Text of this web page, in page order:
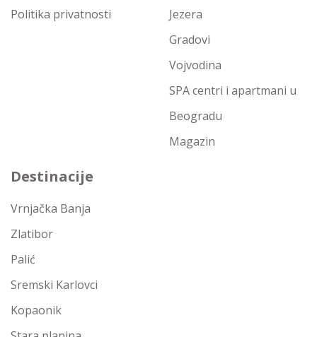
Politika privatnosti
Jezera
Gradovi
Vojvodina
SPA centri i apartmani u
Beogradu
Magazin
Destinacije
Vrnjačka Banja
Zlatibor
Palić
Sremski Karlovci
Kopaonik